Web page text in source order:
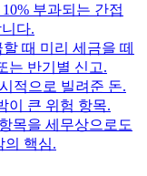
부과되는 간접
다.
때 미리 세금을 떼
는 반기별 신고.
적으로 빌려준 돈.
이 큰 위험 항목.
목을 세무상으로도
의 핵심.